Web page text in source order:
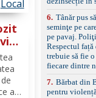
Local
a
6. Tânăr pus
seminţe pe
pe pavaj.
Respectul
trebuie să fie
fiecare dintre
7. Bărbat din
pentru